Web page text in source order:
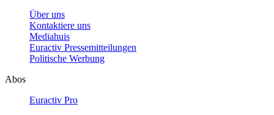
Über uns
Kontaktiere uns
Mediahuis
Euractiv Pressemitteilungen
Politische Werbung
Abos
Euractiv Pro